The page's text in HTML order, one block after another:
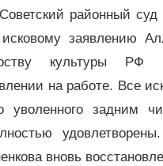
районный суд
заявлению
культуры
на работе. Все
уволенного задним
вновь